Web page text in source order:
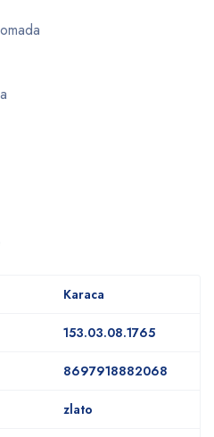
Karaca
153.03.08.1765
8697918882068
zlato